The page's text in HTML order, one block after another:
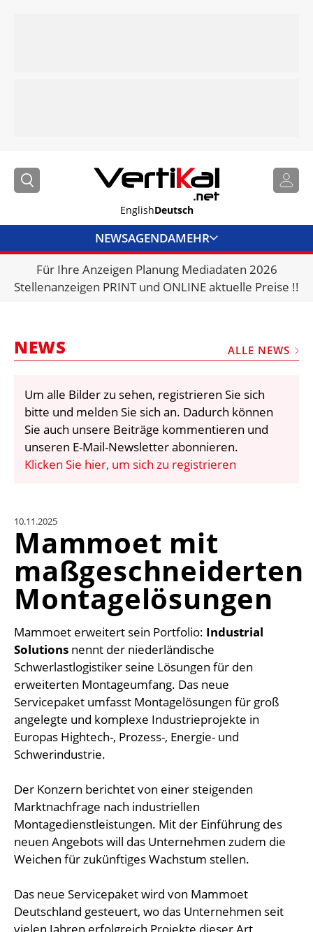
EnglishDeutsch
NEWSAGENDAMEHR
BRANCHENLINKS
VERMIETER
VIDEOS
BIBLIOTHEK
KRAN & BÜHNE
EINHEITENKONVERTER
KONTAKT
Für Ihre Anzeigen Planung Mediadaten 2026
Stellenanzeigen PRINT und ONLINE aktuelle Preise !!
NEWS ALLE NEWS
Um alle Bilder zu sehen, registrieren Sie sich
bitte und melden Sie sich an. Dadurch können
Sie auch unsere Beiträge kommentieren und
unseren E-Mail-Newsletter abonnieren.
Klicken Sie hier, um sich zu registrieren
10.11.2025
Mammoet mit
maßgeschneiderten
Montagelösungen
Mammoet erweitert sein Portfolio: Industrial
Solutions nennt der niederländische
Schwerlastlogistiker seine Lösungen für den
erweiterten Montageumfang. Das neue
Servicepaket umfasst Montagelösungen für groß
angelegte und komplexe Industrieprojekte in
Europas Hightech-, Prozess-, Energie- und
Schwerindustrie.
Der Konzern berichtet von einer steigenden
Marktnachfrage nach industriellen
Montagedienstleistungen. Mit der Einführung des
neuen Angebots will das Unternehmen zudem die
Weichen für zukünftiges Wachstum stellen.
Das neue Servicepaket wird von Mammoet
Deutschland gesteuert, wo das Unternehmen seit
vielen Jahren erfolgreich Projekte dieser Art